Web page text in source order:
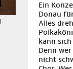
Ein
Donau
Alles
kann
Denn
nicht